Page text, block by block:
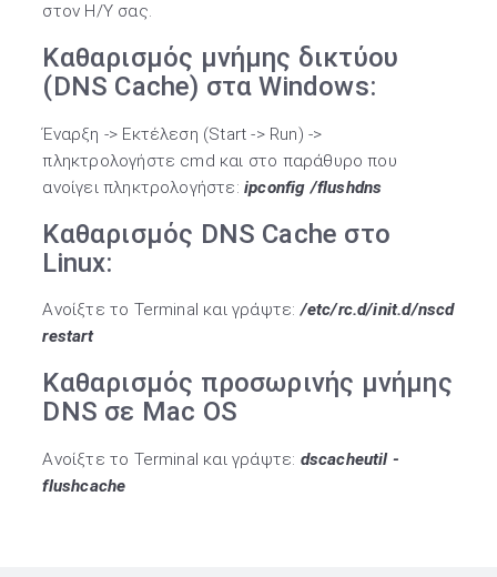
στον Η/Υ σας.
Καθαρισμός μνήμης δικτύου
(DNS Cache) στα Windows:
Έναρξη -> Εκτέλεση (Start -> Run) ->
πληκτρολογήστε cmd και στο παράθυρο που
ανοίγει πληκτρολογήστε: ipconfig /flushdns
Καθαρισμός DNS Cache στο
Linux:
Ανοίξτε το Terminal και γράψτε:/etc/rc.d/init.d/nscd
restart
Καθαρισμός προσωρινής μνήμης
DNS σε Mac OS
Ανοίξτε το Terminal και γράψτε: dscacheutil -
flushcache